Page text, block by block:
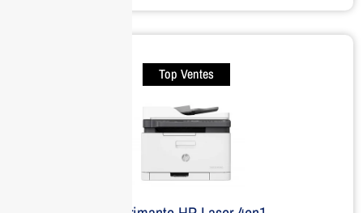
Top Ventes